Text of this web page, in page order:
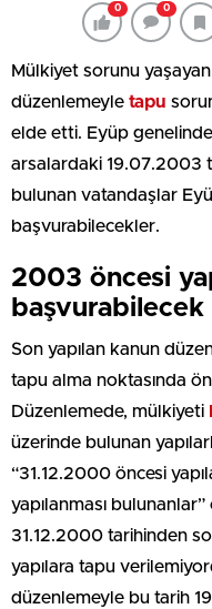
0 0
Mülkiyet sorunu
düzenlemeyle tapu
elde etti. Eyüp
arsalardaki 19.07.2003
bulunan vatandaşlar
başvurabilecekler.
2003 öncesi
başvurabilecek
Son yapılan kanun
tapu alma noktasında
Düzenlemede, mülkiyeti
üzerinde bulunan
“31.12.2000 öncesi
yapılanması
31.12.2000 tarihinden
yapılara tapu
düzenlemeyle bu tarih